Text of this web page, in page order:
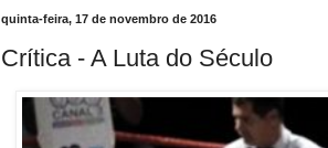
quinta-feira, 17 de novembro de 2016
Crítica - A Luta do Século